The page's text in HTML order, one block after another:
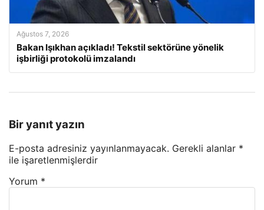
Ağustos 7, 2026
Bakan Işıkhan açıkladı! Tekstil sektörüne yönelik
işbirliği protokolü imzalandı
Bir yanıt yazın
E-posta adresiniz yayınlanmayacak. Gerekli alanlar *
ile işaretlenmişlerdir
Yorum *